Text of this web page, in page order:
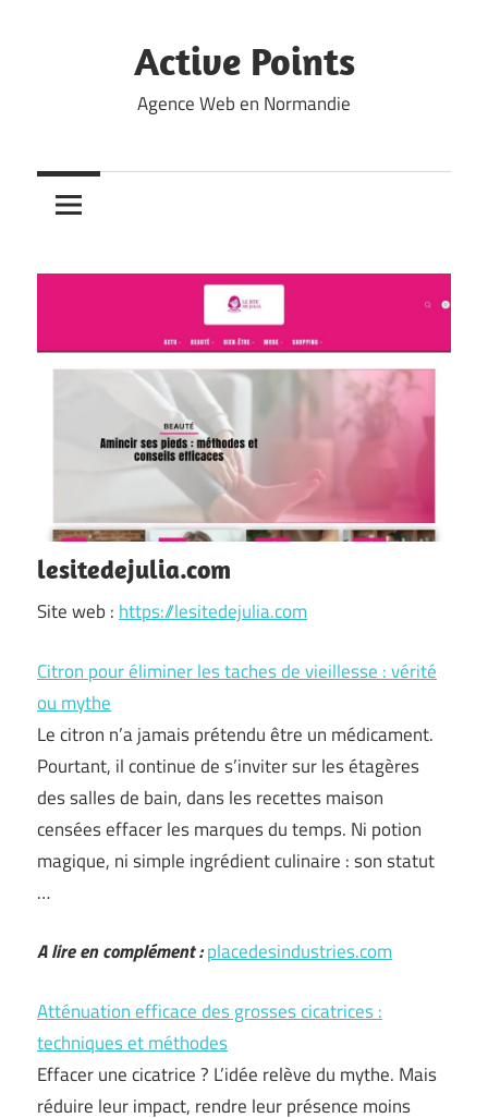
Active Points
Agence Web en Normandie
lesitedejulia.com
Site web : https://lesitedejulia.com
Citron pour éliminer les taches de vieillesse : vérité
ou mythe
Le citron n’a jamais prétendu être un médicament.
Pourtant, il continue de s’inviter sur les étagères
des salles de bain, dans les recettes maison
censées effacer les marques du temps. Ni potion
magique, ni simple ingrédient culinaire : son statut
…
A lire en complément :placedesindustries.com
Atténuation efficace des grosses cicatrices :
techniques et méthodes
Effacer une cicatrice ? L’idée relève du mythe. Mais
réduire leur impact, rendre leur présence moins